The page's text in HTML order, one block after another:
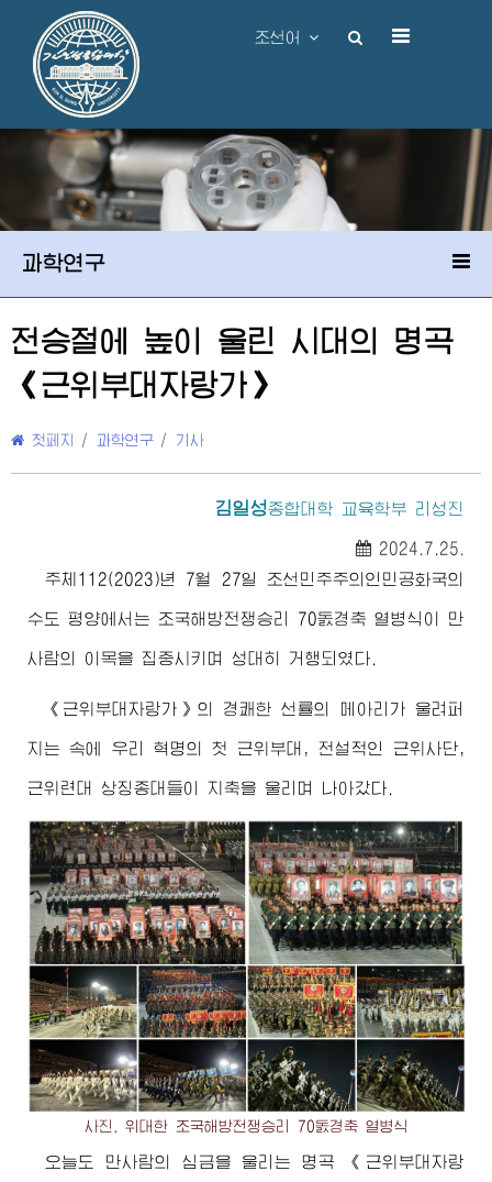
조선어
과학연구
전승절에 높이 울린 시대의 명곡
《근위부대자랑가》
첫페지 / 과학연구 / 기사
김일성종합대학 교육학부 리성진
2024.7.25.
주체112(2023)년 7월 27일 조선민주주의인민공화국의
수도 평양에서는 조국해방전쟁승리 70돐경축 열병식이 만
사람의 이목을 집중시키며 성대히 거행되였다.
《근위부대자랑가》의 경쾌한 선률의 메아리가 울려퍼
지는 속에 우리 혁명의 첫 근위부대, 전설적인 근위사단,
근위련대 상징종대들이 지축을 울리며 나아갔다.
사진. 위대한조국해방전쟁승리 70돐경축 열병식
오늘도 만사람의 심금을 울리는 명곡 《근위부대자랑